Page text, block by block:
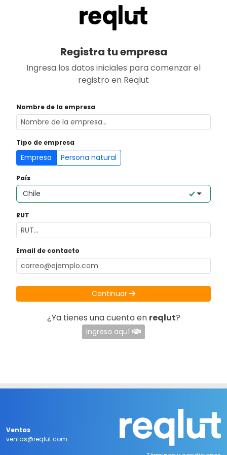
Registra tu empresa
Ingresa los datos iniciales para comenzar el
registro en Reqlut
Nombre de la empresa
Tipo de empresa
Empresa Persona natural
País
Chile
RUT
Email de contacto
Continuar
¿Ya tienes una cuenta en reqlut?
Ingresa aquí
Ventas
ventas@reqlut.com